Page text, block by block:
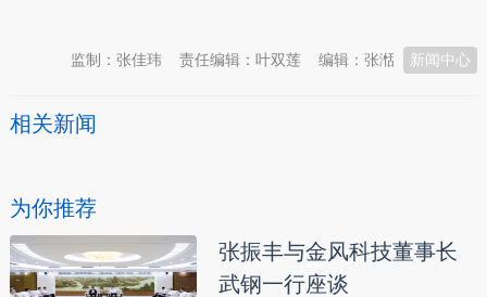
新闻中心
编辑：张湉
责任编辑：叶双莲
监制：张佳玮
相关新闻
为你推荐
张振丰与金风科技董事长
武钢一行座谈